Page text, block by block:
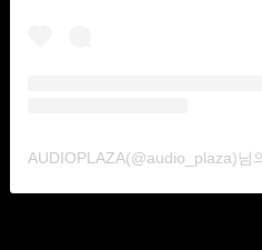
AUDIOPLAZA(@audio_plaza)님